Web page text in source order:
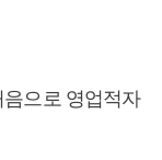
으로 영업적자